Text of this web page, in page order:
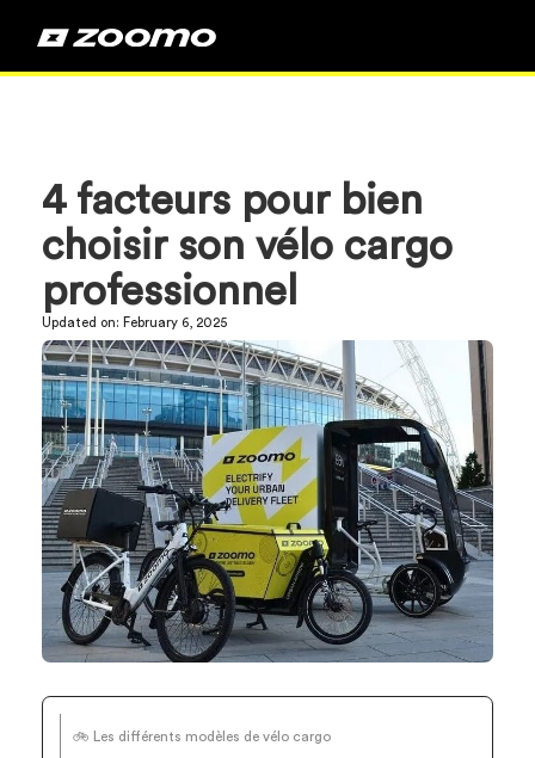
4 facteurs pour bien
choisir son vélo cargo
professionnel
Updated on: February 6, 2025
🚲 Les différents modèles de vélo cargo